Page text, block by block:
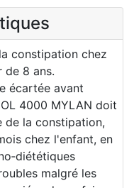
constipation chez
8 ans.
écartée avant
4000 MYLAN doit
de la constipation,
chez l'enfant, en
malgré les